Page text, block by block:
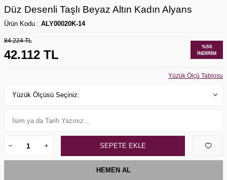
Düz Desenli Taşlı Beyaz Altın Kadın Alyans
Ürün Kodu : ALY00020K-14
84.224TL
42.112 TL
%50
İNDIRIM
Yüzük Ölçü Tablosu
SEPETE EKLE
HEMEN AL